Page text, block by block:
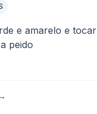
e amarelo e
peido